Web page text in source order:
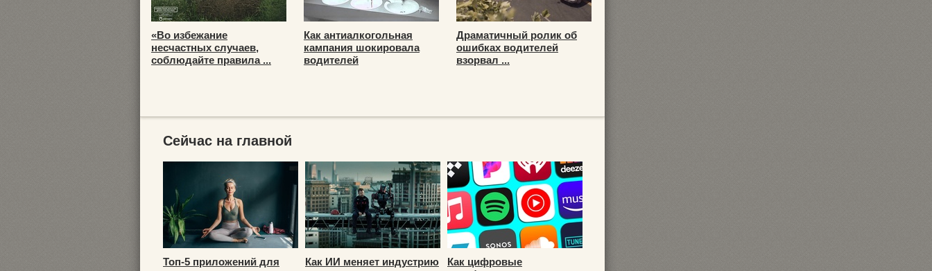
«Во избежание
несчастных случаев,
соблюдайте правила ...
Как антиалкогольная
кампания шокировала
водителей
Драматичный ролик об
ошибках водителей
взорвал ...
Сейчас на главной
Топ-5 приложений для
Как ИИ меняет индустрию
Как цифровые